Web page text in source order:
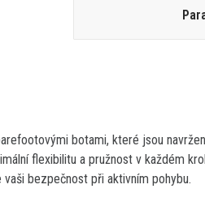
botami, které jsou
flexibilitu a pružnost v každém
bezpečnost při aktivním pohybu.